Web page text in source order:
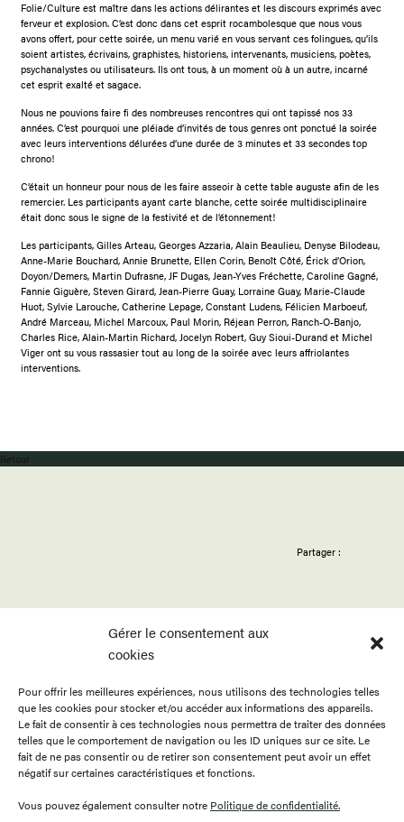
Gérer le consentement aux
cookies
Pour offrir les meilleures expériences, nous utilisons des technologies telles
que les cookies pour stocker et/ou accéder aux informations des appareils.
Le fait de consentir à ces technologies nous permettra de traiter des données
telles que le comportement de navigation ou les ID uniques sur ce site. Le
fait de ne pas consentir ou de retirer son consentement peut avoir un effet
négatif sur certaines caractéristiques et fonctions.
Vous pouvez également consulter notre Politique de confidentialité.
Folie/Culture est maître dans les actions délirantes et les discours exprimés avec
ferveur et explosion. C’est donc dans cet esprit rocambolesque que nous vous
avons offert, pour cette soirée, un menu varié en vous servant ces folingues, qu’ils
soient artistes, écrivains, graphistes, historiens, intervenants, musiciens, poètes,
psychanalystes ou utilisateurs. Ils ont tous, à un moment où à un autre, incarné
cet esprit exalté et sagace.
Nous ne pouvions faire fi des nombreuses rencontres qui ont tapissé nos 33
années. C’est pourquoi une pléiade d’invités de tous genres ont ponctué la soirée
avec leurs interventions délurées d’une durée de 3 minutes et 33 secondes top
chrono!
C’était un honneur pour nous de les faire asseoir à cette table auguste afin de les
remercier. Les participants ayant carte blanche, cette soirée multidisciplinaire
était donc sous le signe de la festivité et de l’étonnement!
Les participants, Gilles Arteau, Georges Azzaria, Alain Beaulieu, Denyse Bilodeau,
Anne-Marie Bouchard, Annie Brunette, Ellen Corin, Benoît Côté, Érick d’Orion,
Doyon/Demers, Martin Dufrasne, JF Dugas, Jean-Yves Fréchette, Caroline Gagné,
Fannie Giguère, Steven Girard, Jean-Pierre Guay, Lorraine Guay, Marie-Claude
Huot, Sylvie Larouche, Catherine Lepage, Constant Ludens, Félicien Marboeuf,
André Marceau, Michel Marcoux, Paul Morin, Réjean Perron, Ranch-O-Banjo,
Charles Rice, Alain-Martin Richard, Jocelyn Robert, Guy Sioui-Durand et Michel
Viger ont su vous rassasier tout au long de la soirée avec leurs affriolantes
interventions.
Retour
Partager :
ACCUEIL
PROGRAMMATION
RESSOURCES
APPELS
PUBLICATIONS
À PROPOS
BOUTIQUE
CONTACT
ENGLISH